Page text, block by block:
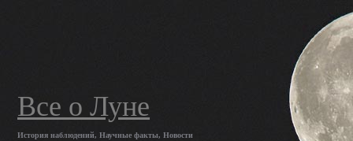
Все о Луне
История наблюдений, Научные факты, Новости